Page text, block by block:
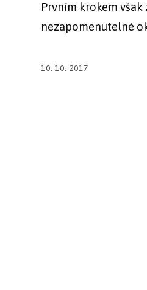
Prvním krokem
nezapomenutelné
10. 10. 2017